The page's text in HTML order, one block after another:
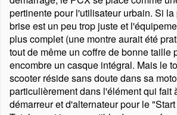
pertinente pour l'utilisateur urbain. Si
brise est un peu trop juste et
plus complet (une montre aurait été
tout de même un coffre de bonne taille
encombre un casque intégral. Mais le
scooter réside sans doute dans sa
particulièrement dans l'élément qui fait
démarreur et d'alternateur pour le